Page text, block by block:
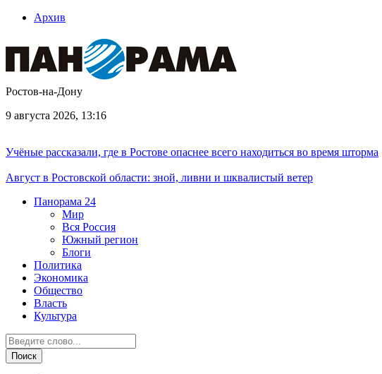
Архив
Ростов-на-Дону
9 августа 2026, 13:16
Учёные рассказали, где в Ростове опаснее всего находиться во время шторма
Август в Ростовской области: зной, ливни и шквалистый ветер
Панорама 24
Мир
Вся Россия
Южный регион
Блоги
Политика
Экономика
Общество
Власть
Культура